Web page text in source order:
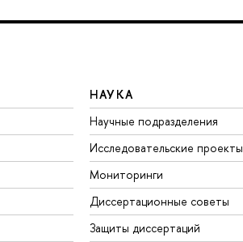
НАУКА
Научные подразделения
Исследовательские проекты
Мониторинги
Диссертационные советы
Защиты диссертаций